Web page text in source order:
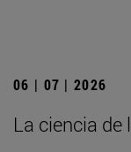
06 | 07 | 2026
La ciencia de